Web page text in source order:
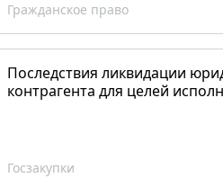
Гражданское право
Последствия ликвидации
контрагента для целей
Госзакупки